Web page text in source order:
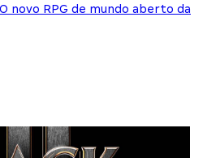
novo RPG de mundo aberto da